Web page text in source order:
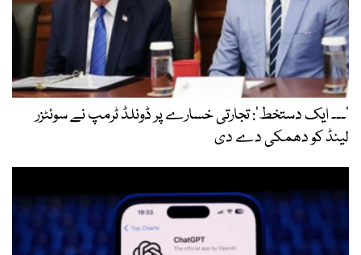
’۔۔۔ ایک دستخط‘: تجارتی خسارے پر ڈونلڈ ٹرمپ نے سوئٹزر
لینڈ کو دھمکی دے دی